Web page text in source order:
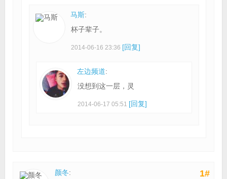
马斯:
杯子辈子。
2014-06-16 23:36 [回复]
左边频道:
没想到这一层，灵
2014-06-17 05:51 [回复]
1#
颜冬: